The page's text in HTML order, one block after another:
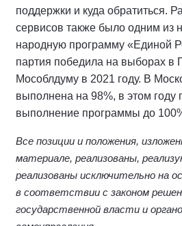
поддержки и куда обратиться.
сервисов также было одним из
народную программу «Единой
партия победила на выборах в
Мособлдуму в 2021 году. В
выполнена на 98%, в этом году
выполнение программы до
Все позиции и положения,
материале, реализованы,
реализованы исключительно на
в соответствии с законом
государственной власти и